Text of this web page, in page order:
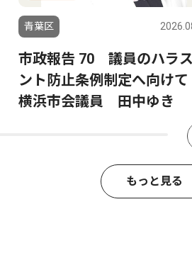
青葉区
市政報告 70 議員のハラ
ント防止条例制定へ向け
横浜市会議員 田中ゆき
もっと見る